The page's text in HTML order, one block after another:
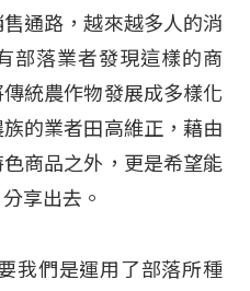
通路，越來越多人的消
部落業者發現這樣的商
統農作物發展成多樣化
的業者田高維正，藉由
商品之外，更是希望能
享出去。
我們是運用了部落所種